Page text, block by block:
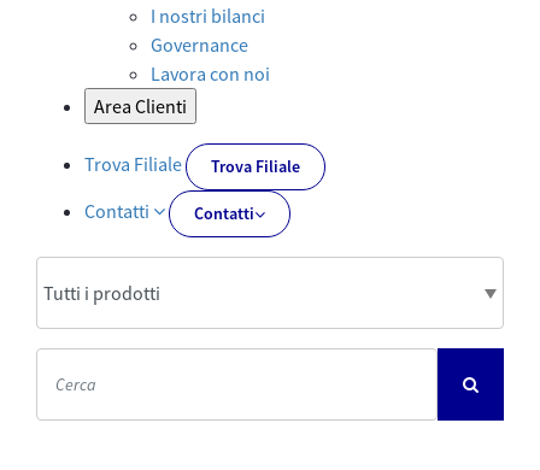
I nostri bilanci
Governance
Lavora con noi
Area Clienti
Trova Filiale Trova Filiale
Contatti Contatti